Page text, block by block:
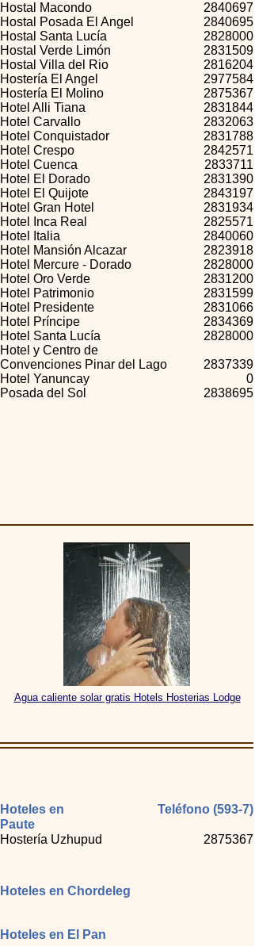
Hostal Macondo
Hostal Posada El Angel
Hostal Santa Lucía
Hostal Verde Limón
Hostal Villa del Rio
Hostería El Angel
Hostería El Molino
Hotel Alli Tiana
Hotel Carvallo
Hotel Conquistador
Hotel Crespo
Hotel Cuenca
Hotel El Dorado
Hotel El Quijote
Hotel Gran Hotel
Hotel Inca Real
Hotel Italia
Hotel Mansión Alcazar
Hotel Mercure - Dorado
Hotel Oro Verde
Hotel Patrimonio
Hotel Presidente
Hotel Príncipe
Hotel Santa Lucía
Hotel y Centro de
Convenciones Pinar del Lago
Hotel Yanuncay
Posada del Sol
2840697
2840695
2828000
2831509
2816204
2977584
2875367
2831844
2832063
2831788
2842571
2833711
2831390
2843197
2831934
2825571
2840060
2823918
2828000
2831200
2831599
2831066
2834369
2828000
2837339
0
2838695
Hoteles en Chordeleg
Hoteles en El Pan
Hoteles en
Paute
Hostería Uzhupud
2875367
Teléfono (593-7)
Agua caliente solar gratis Hotels Hosterias Lodge